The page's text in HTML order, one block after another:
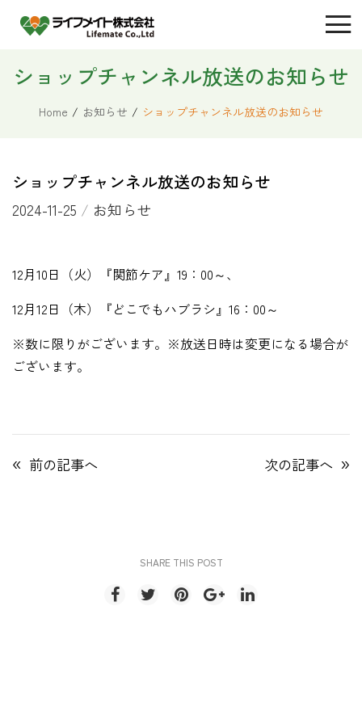
ショップチャンネル放送のお知らせ
Home / お知らせ / ショップチャンネル放送のお知らせ
ショップチャンネル放送のお知らせ
2024-11-25 / お知らせ
12月10日（火）『関節ケア』19：00～、
12月12日（木）『どこでもハブラシ』16：00～
※数に限りがございます。※放送日時は変更になる場合が
ございます。
« 前の記事へ 次の記事へ »
SHARE THIS POST